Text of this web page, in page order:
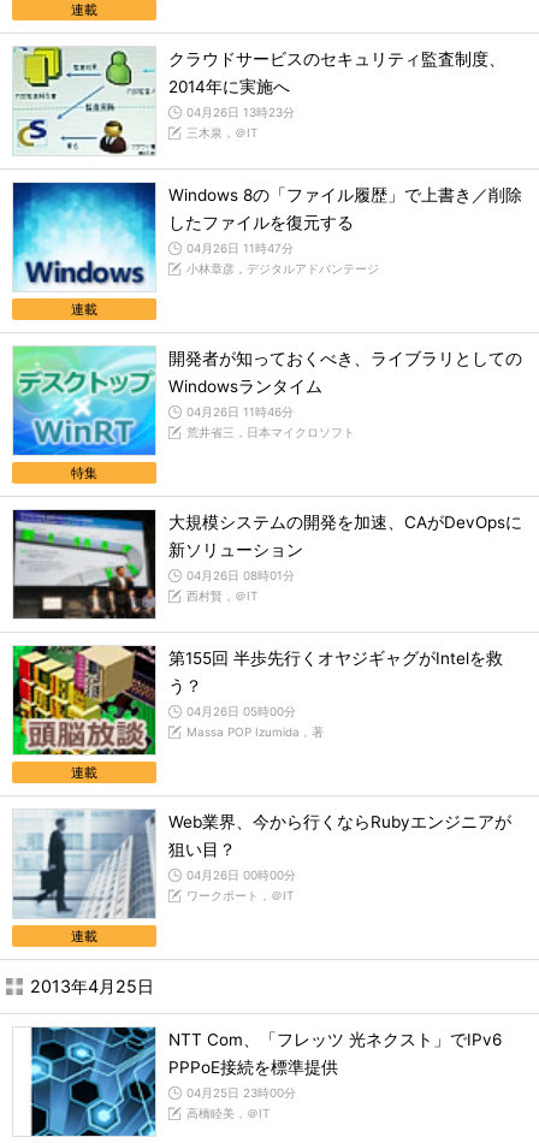
連載
クラウドサービスのセキュリティ監査制度、
2014年に実施へ
04月26日 13時23分
三木泉，＠IT
連載
Windows 8の「ファイル履歴」で上書き／削除
したファイルを復元する
04月26日 11時47分
小林章彦，デジタルアドバンテージ
特集
開発者が知っておくべき、ライブラリとしての
Windowsランタイム
04月26日 11時46分
荒井省三，日本マイクロソフト
大規模システムの開発を加速、CAがDevOpsに
新ソリューション
04月26日 08時01分
西村賢，＠IT
連載
第155回 半歩先行くオヤジギャグがIntelを救
う？
04月26日 05時00分
Massa POP Izumida，著
連載
Web業界、今から行くならRubyエンジニアが
狙い目？
04月26日 00時00分
ワークポート，＠IT
2013年4月25日
NTT Com、「フレッツ 光ネクスト」でIPv6
PPPoE接続を標準提供
04月25日 23時00分
高橋睦美，＠IT